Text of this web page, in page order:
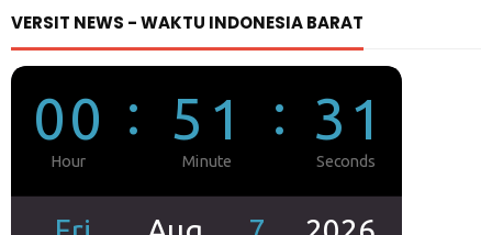
VERSIT NEWS - WAKTU INDONESIA BARAT